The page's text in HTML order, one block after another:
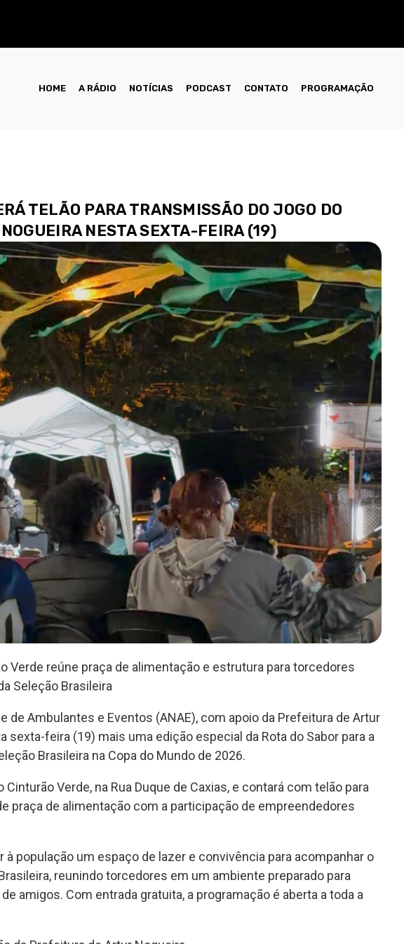
HOME A RÁDIO NOTÍCIAS PODCAST CONTATO PROGRAMAÇÃO
TELÃO PARA TRANSMISSÃO DO JOGO DO
NESTA SEXTA-FEIRA (19)
Verde reúne praça de alimentação e estrutura para torcedores
Seleção Brasileira
de Ambulantes e Eventos (ANAE), com apoio da Prefeitura de Artur
sexta-feira (19) mais uma edição especial da Rota do Sabor para a
Brasileira na Copa do Mundo de 2026.
Verde, na Rua Duque de Caxias, e contará com telão para
praça de alimentação com a participação de empreendedores
população um espaço de lazer e convivência para acompanhar o
reunindo torcedores em um ambiente preparado para
amigos. Com entrada gratuita, a programação é aberta a toda a